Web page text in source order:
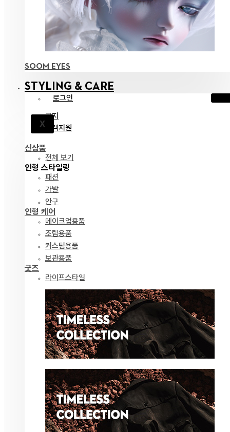
SOOM EYES
STYLING & CARE
로그인
X
공지
고객지원
신상품
전체 보기
인형 스타일링
패션
가발
안구
인형 케어
메이크업용품
조립용품
커스텀용품
보관용품
굿즈
라이프스타일